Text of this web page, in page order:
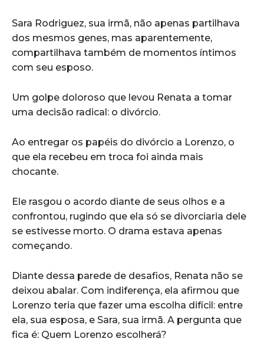
Sara Rodriguez, sua irmã, não apenas partilhava
dos mesmos genes, mas aparentemente,
compartilhava também de momentos íntimos
com seu esposo.
Um golpe doloroso que levou Renata a tomar
uma decisão radical: o divórcio.
Ao entregar os papéis do divórcio a Lorenzo, o
que ela recebeu em troca foi ainda mais
chocante.
Ele rasgou o acordo diante de seus olhos e a
confrontou, rugindo que ela só se divorciaria dele
se estivesse morto. O drama estava apenas
começando.
Diante dessa parede de desafios, Renata não se
deixou abalar. Com indiferença, ela afirmou que
Lorenzo teria que fazer uma escolha difícil: entre
ela, sua esposa, e Sara, sua irmã. A pergunta que
fica é: Quem Lorenzo escolherá?